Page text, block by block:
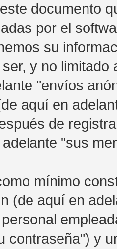
documento
por el
su
y no
"envíos
aquí en
de
"sus
mínimo
(de aquí en
contraseña") y